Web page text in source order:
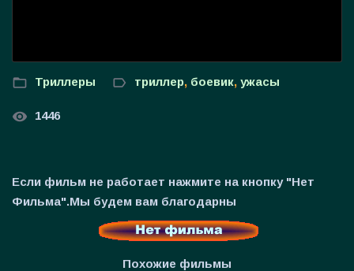
Триллеры триллер, боевик, ужасы
1446
Если фильм не работает нажмите на кнопку "Нет
Фильма".Мы будем вам благодарны
Похожие фильмы